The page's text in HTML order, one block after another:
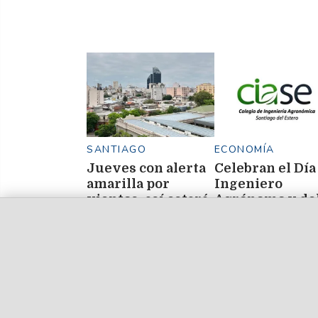
SANTIAGO
Jueves con alerta
amarilla por
vientos: así estará
ECONOMÍA
Celebran el
Ingeniero
Agrónomo y